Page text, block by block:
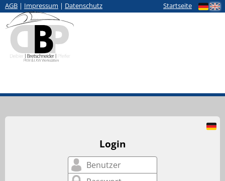
AGB | Impressum | Datenschutz Startseite
Login